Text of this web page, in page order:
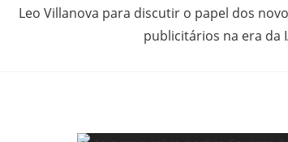
Leo Villanova para discutir o papel dos
publicitários na era da